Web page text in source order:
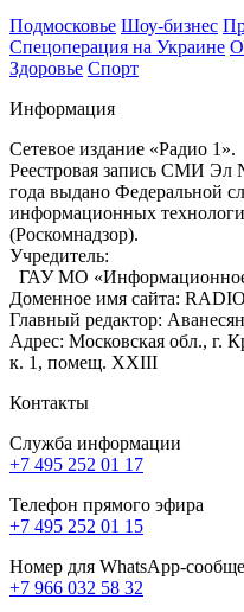
Подмосковье Шоу-бизнес
Спецоперация на Украине
Здоровье Спорт
Информация
Сетевое издание «Радио 1».
Реестровая запись СМИ Эл
года выдано Федеральной
информационных
(Роскомнадзор).
Учредитель:
ГАУ МО «Информационное
Доменное имя сайта:
Главный редактор:
Адрес: Московская обл., г.
к. 1, помещ. XXIII
Контакты
Служба информации
+7 495 252 01 17
Телефон прямого эфира
+7 495 252 01 15
Номер для WhatsApp-
+7 966 032 58 32